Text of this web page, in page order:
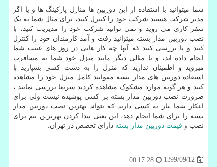
شما میتوانید با استفاده از این دوربین ها منازل پارکینگ ها و یا اگر
مدیر شرکت هستید شرکت خود را کنترل کنید، برای مثال شما به یک
سفر کاری می روید و نمی توانید شرکت خود را مدیریت کنید، با
نصب دوربین مدار بسته میتوانید رفت و آمد کارمندان خود را کنترل
کنید و یا بررسی کنید که آنها چه کار هایی در روز های غیبت شما
انجام داده اند، و یا مثالی دیگر مانند منزل خود شما به مسافرت
میروید و اطمینان ندارید که منزل را به دست کسی بسپارید با
استفاده دوربین های مدار بسته میتوانید کامل منزل خود را مشاهده
کنید و هر گونه موارد مشکوک مشاهده کردید سریعا بررسی نمایید ،
ضرورت نصب دوربین مدار بسته بر کسی پوشیده نیست ولی برای
اینکار شما نیاز به کسی دارید که بتواند بهترین نصب دوربین مدار
بسته را برای شما انجام دهد، این یعنی پیدا کردن بهرترین تیم برای
نصب و قیمت دوربین مدار بسته دارای تخصص در تهران.
1399/09/12
00:17:28